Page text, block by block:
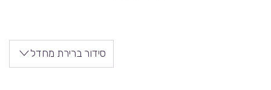
סידור ברירת מחדל